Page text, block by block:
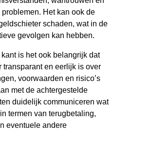
Het kan ook de
schaden, wat in de
gevolgen kan hebben.
is het ook belangrijk dat
transparant en eerlijk is over
voorwaarden en risico’s
met de achtergestelde
duidelijk communiceren wat
termen van terugbetaling,
eventuele andere